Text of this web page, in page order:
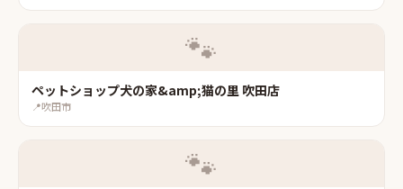
🐾
ペットショップ犬の家&amp;猫の里 吹田店
📍吹田市
🐾